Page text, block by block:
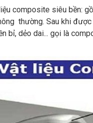
composite siêu bền:
thường. Sau khi
bỉ, dẻo dai... gọi là